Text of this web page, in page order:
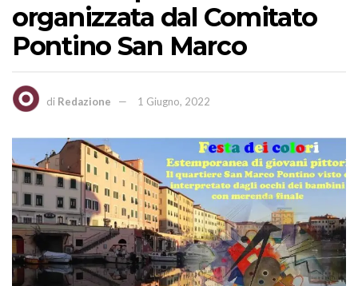
organizzata dal Comitato
Pontino San Marco
di Redazione 1 Giugno, 2022